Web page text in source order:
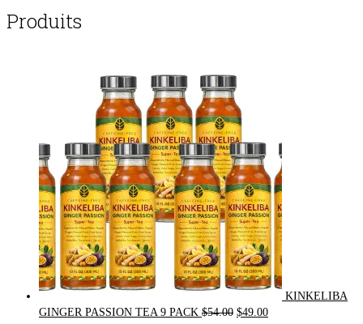
Produits
KINKELIBA
GINGER PASSION TEA 9 PACK $54.00 Original
$49.00Current